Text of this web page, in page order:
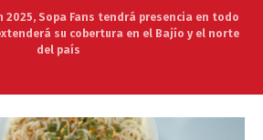
2025, Sopa Fans tendrá presencia en todo
su cobertura en el Bajío y el norte
del país